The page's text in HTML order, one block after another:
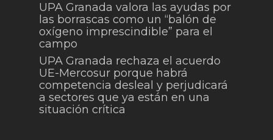
UPA Granada valora las ayudas por
las borrascas como un “balón de
oxígeno imprescindible” para el
campo
UPA Granada rechaza el acuerdo
UE-Mercosur porque habrá
competencia desleal y perjudicará
a sectores que ya están en una
situación crítica